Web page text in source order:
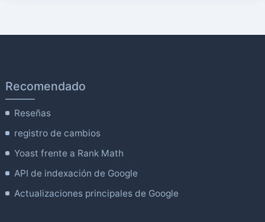
Recomendado
Reseñas
registro de cambios
Yoast frente a Rank Math
API de indexación de Google
Actualizaciones principales de Google